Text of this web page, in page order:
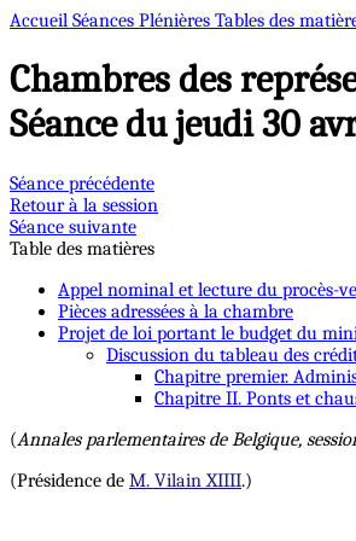
Accueil Séances Plénières Tables des
Chambres des
Séance du jeudi 30
Séance précédente
Retour à la session
Séance suivante
Table des matières
Appel nominal et lecture du procès-
Pièces adressées à la chambre
Projet de loi portant le budget du
Discussion du tableau des
Chapitre premier.
Chapitre II. Ponts et
(Annales parlementaires de Belgique,
(Présidence de M. Vilain XIIII.)